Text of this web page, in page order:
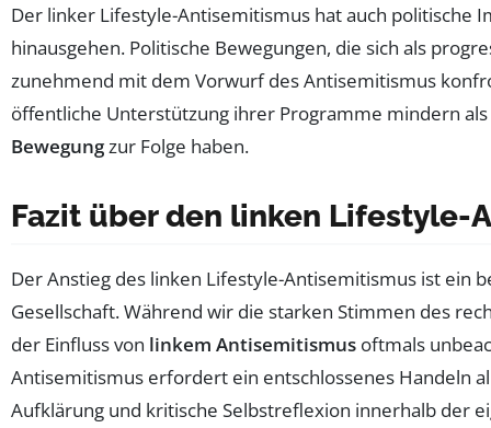
Der linker Lifestyle-Antisemitismus hat auch politische
hinausgehen. Politische Bewegungen, die sich als
zunehmend mit dem Vorwurf des Antisemitismus
öffentliche Unterstützung ihrer Programme mindern
Bewegungzur Folge haben.
Fazit über den linken Lifestyle-
Der Anstieg des linken Lifestyle-Antisemitismus ist ein
Gesellschaft. Während wir die starken Stimmen des
der Einfluss von linkem Antisemitismus oftmals
Antisemitismus erfordert ein entschlossenes Handeln
Aufklärung und kritische Selbstreflexion innerhalb der